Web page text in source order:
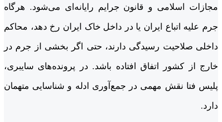
مجازات اسلامی و قانون جرایم رایانه‌ای می‌شود. هرگاه
جرم علیه اتباع ایران یا در داخل خاک ایران رخ دهد، محاکم
داخلی صلاحیت رسیدگی دارند، حتی اگر بخشی از جرم در
خارج از کشور اتفاق افتاده باشد. در پرونده‌های سایبری،
پلیس فتا نقش مهمی در جمع‌آوری ادله و شناسایی متهمان
دارد.